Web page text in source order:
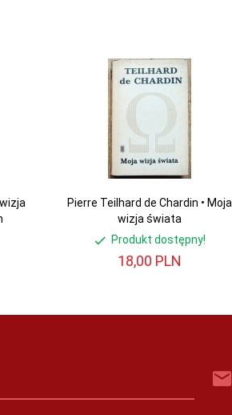
Pierre Teilhard de Chardin • Moja
wizja świata
Produkt dostępny!
18,00 PLN